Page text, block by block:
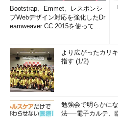
Bootstrap、Emmet、レスポンシ
ブWebデザイン対応を強化したDr
eamweaver CC 2015を使って
より広がったカリ
指す (1/2)
勉強会で明らかに
法──電子カルテ、